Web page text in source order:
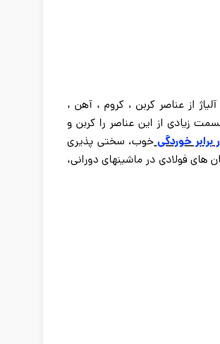
از عناصر کربن ، کروم ، آهن ،
زیادی از این عناصر را کربن و
خوردگی خوب، سختی پذیری
های فولادی در ماشینهای دورانی،